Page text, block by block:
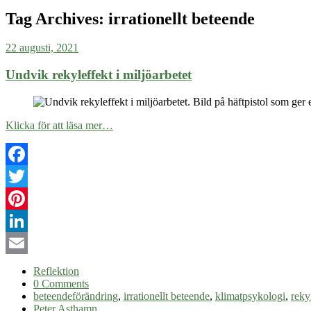
Tag Archives: irrationellt beteende
22 augusti, 2021
Undvik rekyleffekt i miljöarbetet
Klicka för att läsa mer…
Facebook
Twitter
Pinterest
LinkedIn
Reflektion
0 Comments
beteendeförändring, irrationellt beteende, klimatpsykologi,
Peter Asthamn